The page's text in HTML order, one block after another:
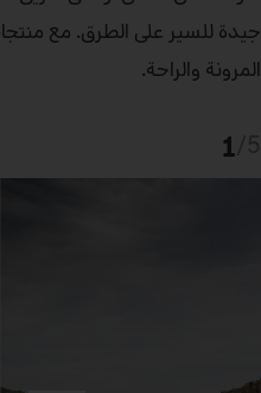
المرونة والراحة.
1